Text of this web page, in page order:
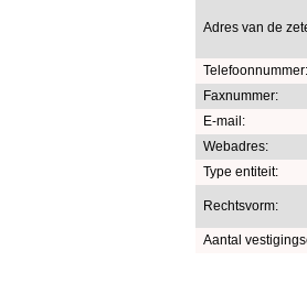
Adres van de
Telefoonnummer:
Faxnummer:
E-mail:
Webadres:
Type entiteit:
Rechtsvorm:
Aantal